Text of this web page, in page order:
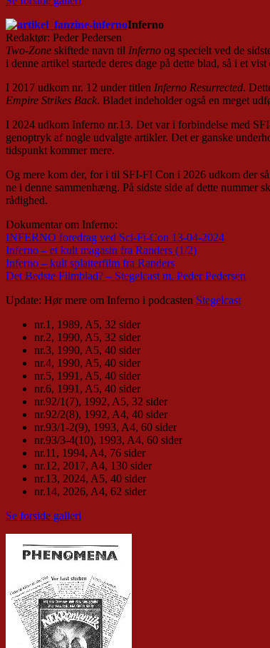
Inferno
Redaktør: Peder Pedersen
Two-Zone skiftede navn til Inferno og specielt ved de
i denne artikel startede deres dage på dette blad, så i et
I 2017 udkom nr. 12 under titlen Inferno Resurrected.
Empire Strikes Back. Bladet indeholder også en meget
I 2024 udkom Inferno nr.13. Det var i forbindelse med
genoptryk af nogle udvalgte artikler. Det er ganske
tidspunkt kommer mere.
Og mere kom der, for i til SFI-FI Con i 2026 udkom der
ne i denne sammenhæng. På sidste side af dette nummer
rådighed.
Dokumentar om Inferno:
INFERNO foredrag ved Sci-Fi-Con 13-04-2024
Inferno – et kult magasin fra Randers (1/2)
Inferno – kult splatterfilm fra Randers
Det Bedste Filmblad? – Stegelcast m. Peder Pedersen
Update: Hør mere om Inferno i podcasten Stegelcast
nr.1, 1989, A5, 32 sider
nr.2, 1990, A5, 32 sider
nr.3, 1990, A5, 40 sider
nr.4, 1990, A5, 40 sider
nr.5, 1991, A5, 40 sider
nr.6, 1991, A5, 40 sider
nr.92/1(7), 1992, A5, 32 sider
nr.92/2(8), 1992, A4, 40 sider
nr.93/1-2(9), 1993, A4, 60 sider
nr.93/3-4(10), 1993, A4, 60 sider
nr.11, 1994, A4, 76 sider
nr.12, 2017, A4, 130 sider
nr.13, 2024, A5, 40 sider
nr.14, 2026, A4, 62 sider
Se forside galleri